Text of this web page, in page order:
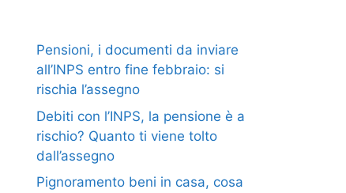
Pensioni, i documenti da inviare
all’INPS entro fine febbraio: si
rischia l’assegno
Debiti con l’INPS, la pensione è a
rischio? Quanto ti viene tolto
dall’assegno
Pignoramento beni in casa, cosa